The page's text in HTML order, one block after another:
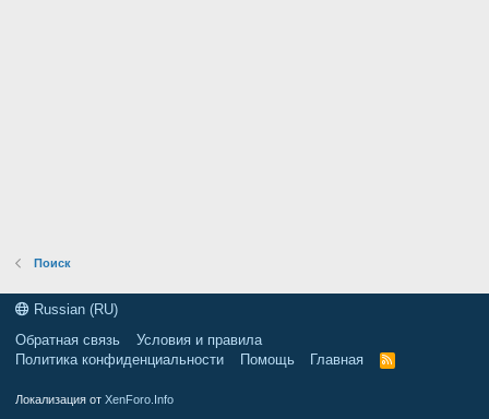
Поиск
Russian (RU)
Обратная связь
Условия и правила
Политика конфиденциальности
Помощь Главная
R
Локализация от XenForo.Info